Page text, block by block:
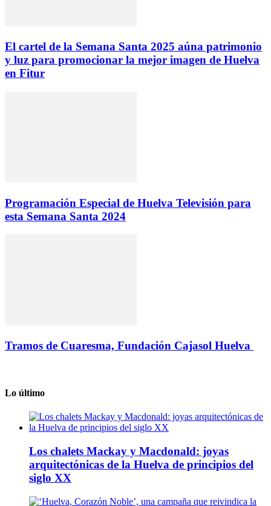
El cartel de la Semana Santa 2025 aúna patrimonio
y luz para promocionar la mejor imagen de Huelva
en Fitur
Programación Especial de Huelva Televisión para
esta Semana Santa 2024
Tramos de Cuaresma, Fundación Cajasol Huelva
Lo último
Los chalets Mackay y Macdonald: joyas
arquitectónicas de la Huelva de principios del
siglo XX